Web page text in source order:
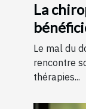
La
Le mal du
rencontre
thérapies...